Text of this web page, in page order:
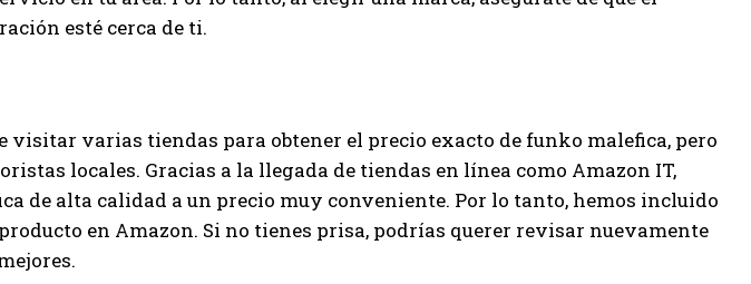
esté cerca de ti.
visitar varias tiendas para obtener el precio exacto de funko malefica, pero
locales. Gracias a la llegada de tiendas en línea como Amazon IT,
de alta calidad a un precio muy conveniente. Por lo tanto, hemos incluido
en Amazon. Si no tienes prisa, podrías querer revisar nuevamente